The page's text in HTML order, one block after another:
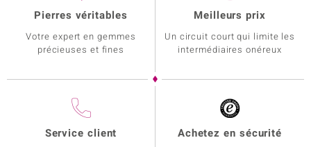
Pierres véritables
Votre expert en gemmes
précieuses et fines
Meilleurs prix
Un circuit court qui limite les
intermédiaires onéreux
Service client Achetez en sécurité